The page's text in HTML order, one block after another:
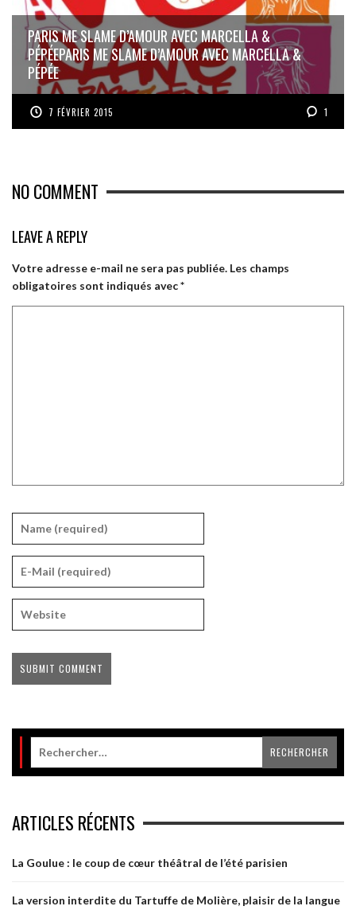
PARIS ME SLAME D’AMOUR AVEC MARCELLA &
PÉPÉEPARIS ME SLAME D’AMOUR AVEC MARCELLA &
PÉPÉE
7 FÉVRIER 2015 1
NO COMMENT
LEAVE A REPLY
Votre adresse e-mail ne sera pas publiée. Les champs
obligatoires sont indiqués avec*
ARTICLES RÉCENTS
La Goulue : le coup de cœur théâtral de l’été parisien
La version interdite du Tartuffe de Molière, plaisir de la langue